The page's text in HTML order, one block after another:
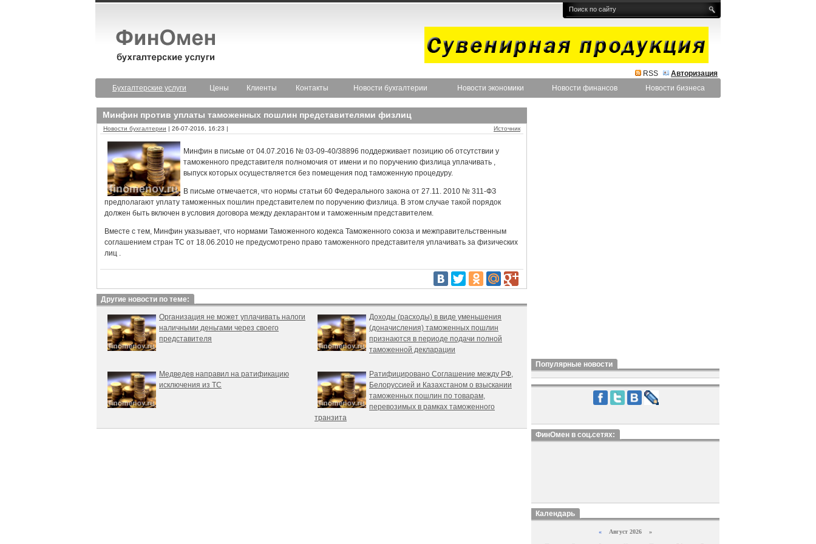
RSS
Авторизация
Бухгалтерские услуги
Цены Клиенты Контакты Новости бухгалтерии Новости экономики Новости финансов Новости бизнеса
Минфин против уплаты таможенных пошлин представителями физлиц
Новости бухгалтерии | 26-07-2016, 16:23 | Источник
Минфин в письме от 04.07.2016 № 03-09-40/38896 поддерживает позицию об отсутствии у
таможенного представителя полномочия от имени и по поручению физлица уплачивать ,
выпуск которых осуществляется без помещения под таможенную процедуру.
В письме отмечается, что нормы статьи 60 Федерального закона от 27.11. 2010 № 311-ФЗ
предполагают уплату таможенных пошлин представителем по поручению физлица. В этом случае такой порядок
должен быть включен в условия договора между декларантом и таможенным представителем.
Вместе с тем, Минфин указывает, что нормами Таможенного кодекса Таможенного союза и межправительственным
соглашением стран ТС от 18.06.2010 не предусмотрено право таможенного представителя уплачивать за физических
лиц .
Другие новости по теме:
Организация не может уплачивать налоги
наличными деньгами через своего
представителя
Доходы (расходы) в виде уменьшения
(доначисления) таможенных пошлин
признаются в периоде подачи полной
таможенной декларации
Медведев направил на ратификацию
исключения из ТС
Ратифицировано Соглашение между РФ,
Белоруссией и Казахстаном о взыскании
таможенных пошлин по товарам,
перевозимых в рамках таможенного
транзита
Популярные новости
ФинОмен в соц.сетях:
Календарь
« Август 2026 »